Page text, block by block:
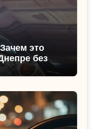
это
без